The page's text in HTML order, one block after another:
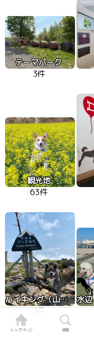
テーマパーク
3件
観光地
63件
ハイキング（山、高原）
3件
トップページ 検索